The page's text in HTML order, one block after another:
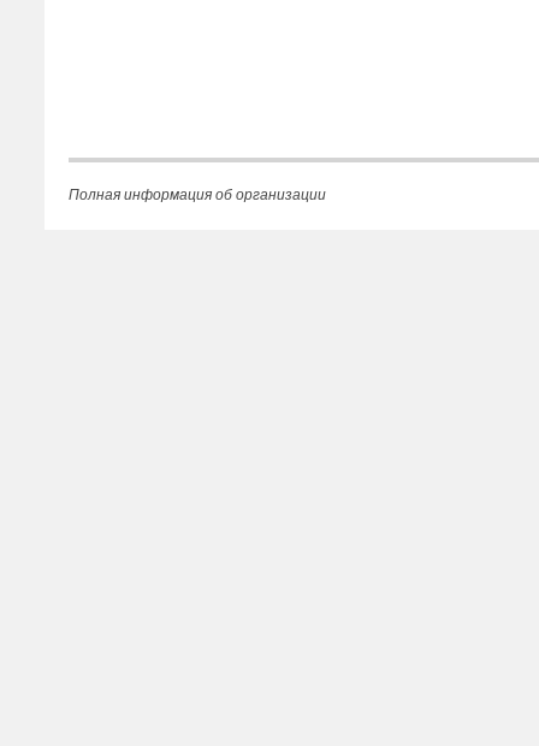
Полная информация об организации